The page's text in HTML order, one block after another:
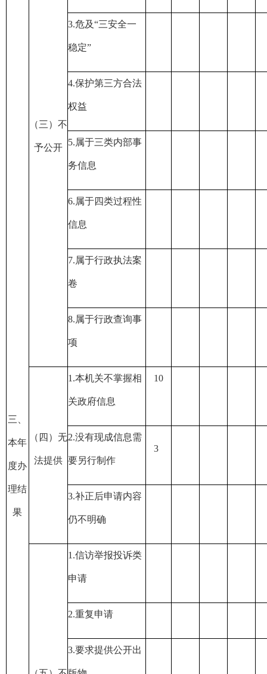
三、
本年
度办
理结
果
（三）不
予公开
3.危及“三安全一
稳定”
4.保护第三方合法
权益
5.属于三类内部事
务信息
6.属于四类过程性
信息
7.属于行政执法案
卷
8.属于行政查询事
项
（四）无
法提供
1.本机关不掌握相
关政府信息
10
2.没有现成信息需
要另行制作
3
3.补正后申请内容
仍不明确
1.信访举报投诉类
申请
2.重复申请
3.要求提供公开出